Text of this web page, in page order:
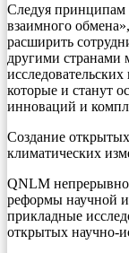
Следуя принципам
взаимного
расширить
другими странами
которые и станут
инноваций и
Создание
климатических
QNLM непрерывно
реформы научной и
прикладные
открытых научно-